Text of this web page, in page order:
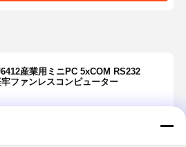
産業用ミニPC 5xCOM RS232
ファンレスコンピューター